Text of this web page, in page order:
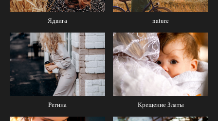
Ядвига nature
Регина Крещение Златы